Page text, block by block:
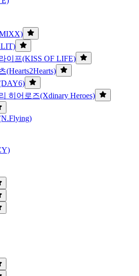
이프(KISS OF LIFE)
(Hearts2Hearts)
히어로즈(Xdinary Heroes)